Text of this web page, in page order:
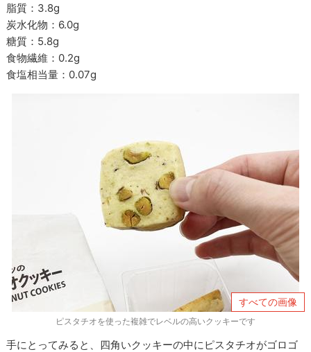
脂質： 3.8g
炭水化物： 6.0g
糖質： 5.8g
食物繊維： 0.2g
食塩相当量： 0.07g
すべての画像
ピスタチオを使った複雑でレベルの高いクッキーです
手にとってみると、四角いクッキーの中にピスタチオがゴロゴ